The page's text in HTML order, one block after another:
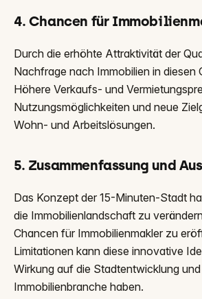
4. Chancen für
Durch die erhöhte Attraktivität der
Nachfrage nach Immobilien in diesen
Höhere Verkaufs- und
Nutzungsmöglichkeiten und neue
Wohn- und Arbeitslösungen.
5. Zusammenfassung und
Das Konzept der 15-Minuten-Stadt
die Immobilienlandschaft zu
Chancen für Immobilienmakler zu
Limitationen kann diese innovative
Wirkung auf die Stadtentwicklung und
Immobilienbranche haben.